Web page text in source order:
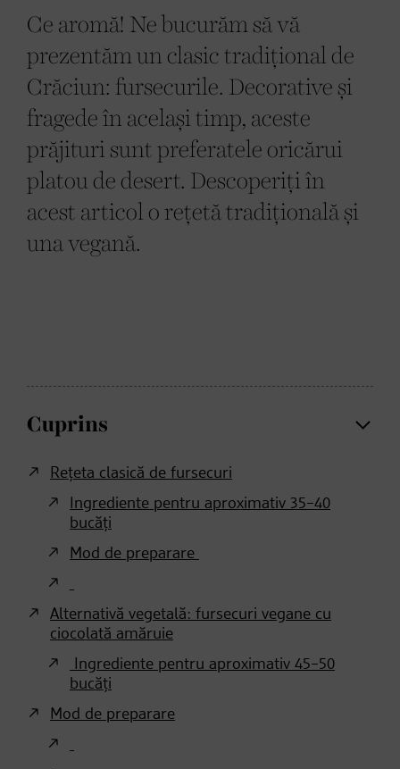
Ce aromă! Ne bucurăm să vă
prezentăm un clasic tradițional de
Crăciun: fursecurile. Decorative și
fragede în același timp, aceste
prăjituri sunt preferatele oricărui
platou de desert. Descoperiți în
acest articol o rețetă tradițională și
una vegană.
Cuprins
Rețeta clasică de fursecuri
Ingrediente pentru aproximativ 35–40
bucăți
Mod de preparare
Alternativă vegetală: fursecuri vegane cu
ciocolată amăruie
Ingrediente pentru aproximativ 45–50
bucăți
Mod de preparare